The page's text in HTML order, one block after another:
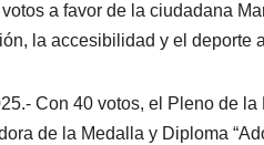
a favor de la ciudadana
la accesibilidad y el deporte
Con 40 votos, el Pleno de
de la Medalla y Diploma